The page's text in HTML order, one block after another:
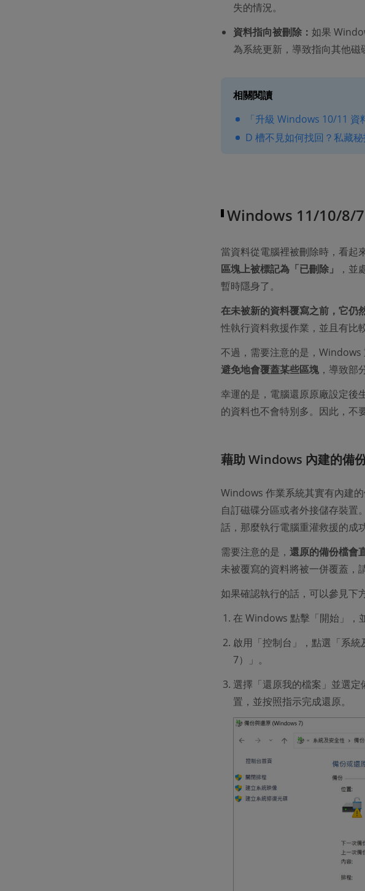
失的情況。
資料指向被刪除： 如果
為系統更新，導致指向其他磁
相關閱讀
「升級 Windows 10/11
D 槽不見如何找回？私藏
Windows 11/10/8/7
當資料從電腦裡被刪除時，看起
區塊上被標記為「已刪除」
，並
暫時隱身了。
在未被新的資料覆寫之前，它仍
性執行資料救援作業，並且有比
不過，需要注意的是，Windows
避免地會覆蓋某些區塊，導致部
幸運的是，電腦還原原廠設定後
的資料也不會特別多。因此，不
藉助 Windows 內建的備
Windows 作業系統其實有內建
自訂磁碟分區或者外接儲存裝置
話，那麼執行電腦重灌救援的成
需要注意的是， 還原的備份檔會
未被覆寫的資料將被一併覆蓋，
如果確認執行的話，可以參見下
在 Windows 點擊「開始」，
啟用「控制台」，點選「系
7）」。
選擇「還原我的檔案」並選
置，並按照指示完成還原。